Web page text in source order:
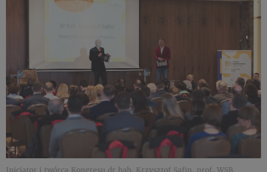
Inicjator i twórca Kongresu dr hab. Krzysztof Safin, prof. WSB